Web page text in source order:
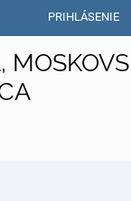
PRIHLÁSENIE